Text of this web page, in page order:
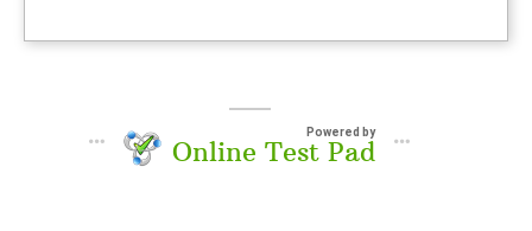
Powered by
Online Test Pad